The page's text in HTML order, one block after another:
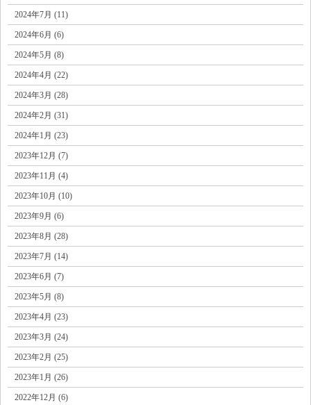
2024年7月 (11)
2024年6月 (6)
2024年5月 (8)
2024年4月 (22)
2024年3月 (28)
2024年2月 (31)
2024年1月 (23)
2023年12月 (7)
2023年11月 (4)
2023年10月 (10)
2023年9月 (6)
2023年8月 (28)
2023年7月 (14)
2023年6月 (7)
2023年5月 (8)
2023年4月 (23)
2023年3月 (24)
2023年2月 (25)
2023年1月 (26)
2022年12月 (6)